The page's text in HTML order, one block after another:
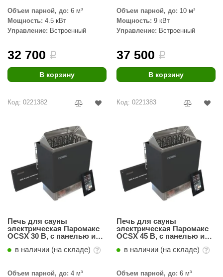
Sauna
icon
Объем парной, до: 6 м³
Мощность: 4.5 кВт
Управление: Встроенный
32 700 i
В корзину
Объем парной, до: 10 м³
Мощность: 9 кВт
Управление: Встроенный
37 500 i
В корзину
Код: 0221382
Печь для сауны
электрическая Паромакс
OCSX 30 B, с панелью и
в наличии (на складе)
Объем парной, до: 4 м³
Код: 0221383
Печь для сауны
электрическая Паромакс
OCSX 45 B, с панелью и
в наличии (на складе)
Объем парной, до: 6 м³